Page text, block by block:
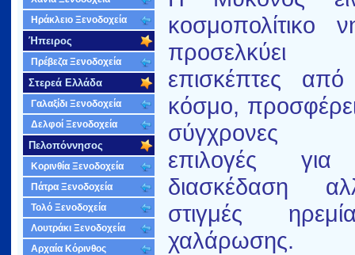
Ηράκλειο Ξενοδοχεία
Ήπειρος
Πρέβεζα Ξενοδοχεία
Στερεά Ελλάδα
Γαλαξίδι Ξενοδοχεία
Δελφοί Ξενοδοχεία
Πελοπόννησος
Κορινθία Ξενοδοχεία
Πάτρα Ξενοδοχεία
Τολό Ξενοδοχεία
Λουτράκι Ξενοδοχεία
Αρχαία Κόρινθος
κοσμοπολίτικο
προσελκύει
επισκέπτες
κόσμο, προσφέρει
σύγχρονες
επιλογές για
διασκέδαση
στιγμές
χαλάρωσης.